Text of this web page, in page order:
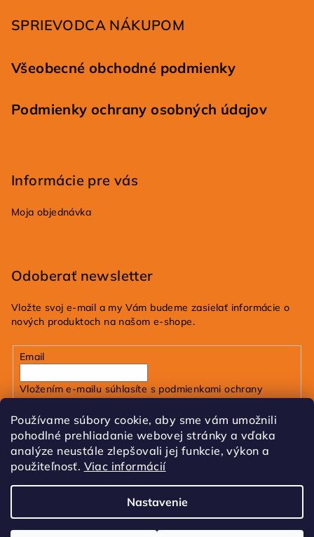
Používame súbory cookie, aby sme vám umožnili
pohodlné prehliadanie webovej stránky a vďaka
analýze neustále zlepšovali jej funkcie, výkon a
použiteľnosť. Viac informácií
Nastavenie
SPRIEVODCA NÁKUPOM
Všeobecné obchodné podmienky
Podmienky ochrany osobných údajov
Informácie pre vás
Moja objednávka
Odoberať newsletter
Vložte svoj e-mail a my Vám budeme zasielať informácie o
nových produktoch na našom e-shope.
Email
Vložením e-mailu súhlasíte s podmienkami ochrany
Prihlásiť sa